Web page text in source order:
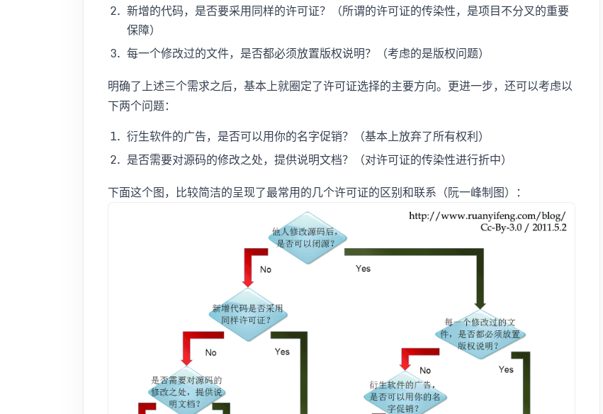
新增的代码，是否要采用同样的许可证？（所谓的许可证的传染性，是项目不分叉的重要
保障）
每一个修改过的文件，是否都必须放置版权说明？（考虑的是版权问题）
明确了上述三个需求之后，基本上就圈定了许可证选择的主要方向。更进一步，还可以考虑以
下两个问题：
衍生软件的广告，是否可以用你的名字促销？（基本上放弃了所有权利）
是否需要对源码的修改之处，提供说明文档？（对许可证的传染性进行折中）
下面这个图，比较简洁的呈现了最常用的几个许可证的区别和联系（阮一峰制图）：